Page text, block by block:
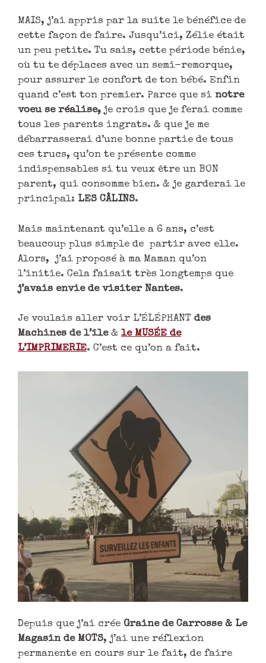
MAIS, j’ai appris par la suite le bénéfice de
cette façon de faire. Jusqu’ici, Zélie était
un peu petite. Tu sais, cette période bénie,
où tu te déplaces avec un semi-remorque,
pour assurer le confort de ton bébé. Enfin
quand c’est ton premier. Parce que si notre
voeu se réalise, je crois que je ferai comme
tous les parents ingrats. & que je me
débarrasserai d’une bonne partie de tous
ces trucs, qu’on te présente comme
indispensables si tu veux être un BON
parent, qui consomme bien. & je garderai le
principal: LES CÂLINS.
Mais maintenant qu’elle a 6 ans, c’est
beaucoup plus simple de partir avec elle.
Alors, j’ai proposé à ma Maman qu’on
l’initie. Cela faisait très longtemps que
j’avais envie de visiter Nantes.
Je voulais aller voir L’ÉLÉPHANT des
Machines de l’île& le MUSÉE de
L’IMPRIMERIE. C’est ce qu’on a fait.
Depuis que j’ai crée Graine de Carrosse & Le
Magasin de MOTS, j’ai une réflexion
permanente en cours sur le fait, de faire